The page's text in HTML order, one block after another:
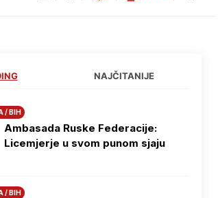
NAJČITANIJE
/ BIH
Ambasada Ruske Federacije:
Licemjerje u svom punom sjaju
/ BIH